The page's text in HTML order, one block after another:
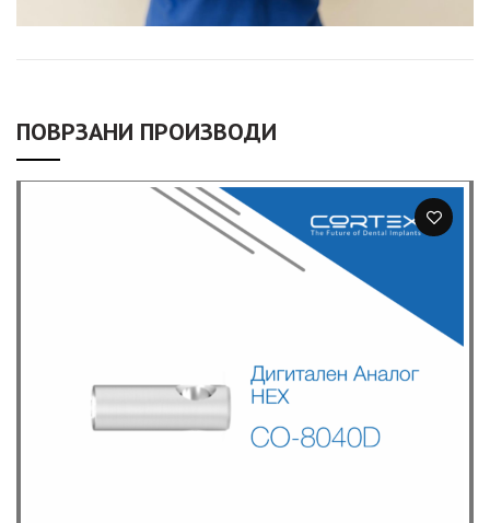
ПОВРЗАНИ ПРОИЗВОДИ